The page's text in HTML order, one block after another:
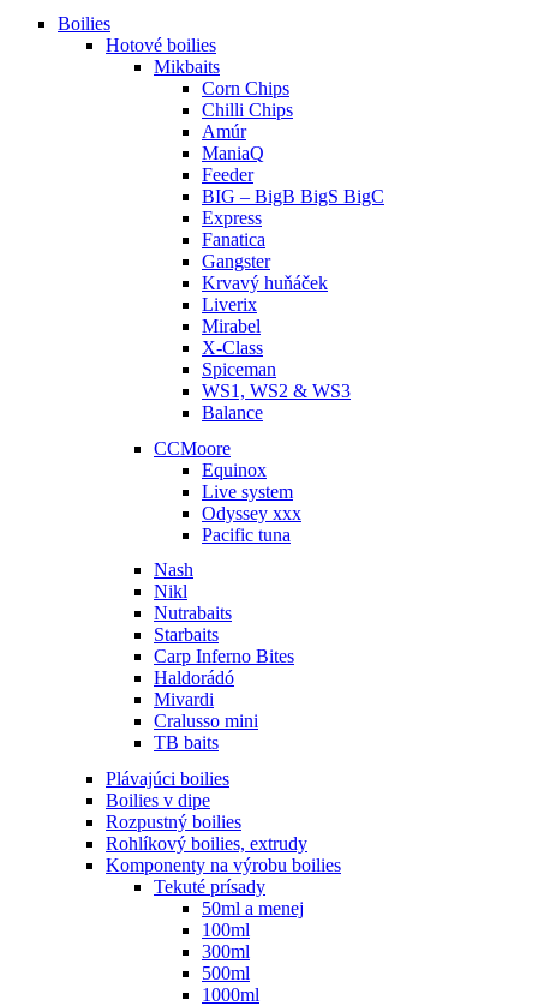
Boilies
Hotové boilies
Mikbaits
Corn Chips
Chilli Chips
Amúr
ManiaQ
Feeder
BIG – BigB BigS BigC
Express
Fanatica
Gangster
Krvavý huňáček
Liverix
Mirabel
X-Class
Spiceman
WS1, WS2 & WS3
Balance
CCMoore
Equinox
Live system
Odyssey xxx
Pacific tuna
Nash
Nikl
Nutrabaits
Starbaits
Carp Inferno Bites
Haldorádó
Mivardi
Cralusso mini
TB baits
Plávajúci boilies
Boilies v dipe
Rozpustný boilies
Rohlíkový boilies, extrudy
Komponenty na výrobu boilies
Tekuté prísady
50ml a menej
100ml
300ml
500ml
1000ml